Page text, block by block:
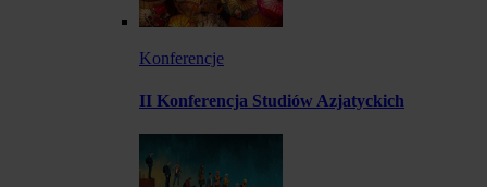
Konferencje
II Konferencja Studiów Azjatyckich